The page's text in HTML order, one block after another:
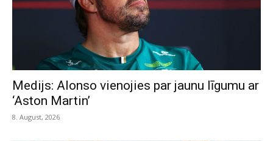
Medijs: Alonso vienojies par jaunu līgumu ar
‘Aston Martin’
8. August, 2026